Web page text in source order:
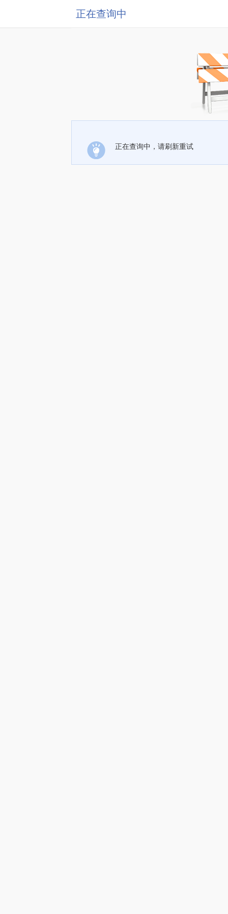
正在查询中
正在查询中，请刷新重试